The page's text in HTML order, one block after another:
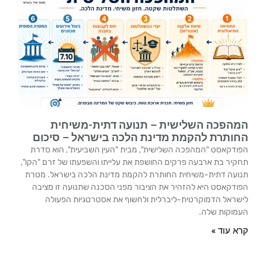
המהפכה השלישית – תנועה דתית-משיחית
החותרת להקמת מדינת הלכה בישראל – סיכום
הפודקאסט "המהפכה השלישית", מבית "העין השביעית", הוא סדרת
תחקיר בת ארבעה פרקים החושפת את עלייתו והשפעתו של זרם "הקו",
תנועה דתית-משיחית החותרת להקמת מדינת הלכה בישראל. מטרת
הפודקאסט היא להזהיר את הציבור מפני הסכנה שתנועה זו מציבה
לישראל הדמוקרטית-ליברלית ולחשוף את אסטרטגיות הפעולה
העמוקות שלה.
קרא עוד »